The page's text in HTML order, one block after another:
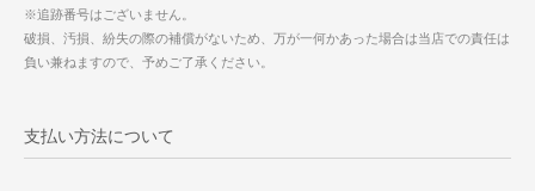
※追跡番号はございません。
破損、汚損、紛失の際の補償がないため、万が一何かあった場合は当店での責任は
負い兼ねますので、予めご了承ください。
支払い方法について